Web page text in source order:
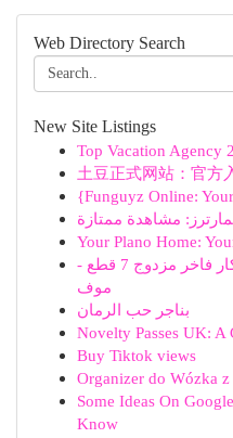
Web Directory Search
New Site Listings
Top Vacation Agency
土豆正式网站：官方
{Funguyz Online:
مشاهدة ممتازة
Your Plano Home:
مفرش سرير صيفي كوثر جاكار فاخر مزدوج 7 قطع -
موف
بناجر حب الرمان
Novelty Passes UK: A
Buy Tiktok views
Organizer do Wózka
Some Ideas On
Know